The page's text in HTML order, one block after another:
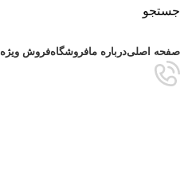
جستجو
صفحه اصلیدرباره مافروشگاهفروش ویژه